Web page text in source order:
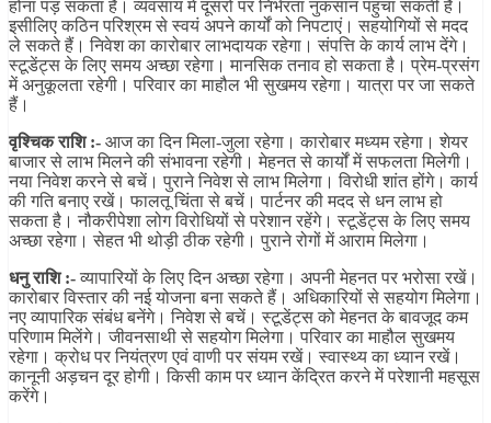
होना पड़ सकता है। व्यवसाय में दूसरों पर निर्भरता नुकसान पहुंचा सकती है।
इसीलिए कठिन परिश्रम से स्वयं अपने कार्यों को निपटाएं। सहयोगियों से मदद
ले सकते हैं। निवेश का कारोबार लाभदायक रहेगा। संपत्ति के कार्य लाभ देंगे।
स्टूडेंट्स के लिए समय अच्छा रहेगा। मानसिक तनाव हो सकता है। प्रेम-प्रसंग
में अनुकूलता रहेगी। परिवार का माहौल भी सुखमय रहेगा। यात्रा पर जा सकते
हैं।
वृश्चिक राशि :- आज का दिन मिला-जुला रहेगा। कारोबार मध्यम रहेगा। शेयर
बाजार से लाभ मिलने की संभावना रहेगी। मेहनत से कार्यों में सफलता मिलेगी।
नया निवेश करने से बचें। पुराने निवेश से लाभ मिलेगा। विरोधी शांत होंगे। कार्य
की गति बनाए रखें। फालतू चिंता से बचें। पार्टनर की मदद से धन लाभ हो
सकता है। नौकरीपेशा लोग विरोधियों से परेशान रहेंगे। स्टूडेंट्स के लिए समय
अच्छा रहेगा। सेहत भी थोड़ी ठीक रहेगी। पुराने रोगों में आराम मिलेगा।
धनु राशि :-व्यापारियों के लिए दिन अच्छा रहेगा। अपनी मेहनत पर भरोसा रखें।
कारोबार विस्तार की नई योजना बना सकते हैं। अधिकारियों से सहयोग मिलेगा।
नए व्यापारिक संबंध बनेंगे। निवेश से बचें। स्टूडेंट्स को मेहनत के बावजूद कम
परिणाम मिलेंगे। जीवनसाथी से सहयोग मिलेगा। परिवार का माहौल सुखमय
रहेगा। क्रोध पर नियंत्रण एवं वाणी पर संयम रखें। स्वास्थ्य का ध्यान रखें।
कानूनी अड़चन दूर होगी। किसी काम पर ध्यान केंद्रित करने में परेशानी महसूस
करेंगे।